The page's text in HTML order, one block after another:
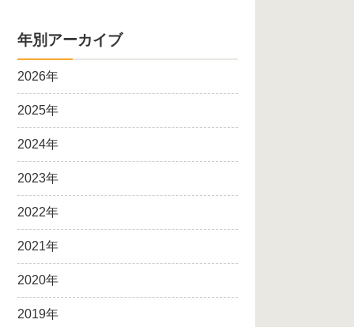
年別アーカイブ
2026年
2025年
2024年
2023年
2022年
2021年
2020年
2019年